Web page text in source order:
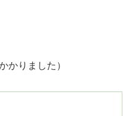
かりました）